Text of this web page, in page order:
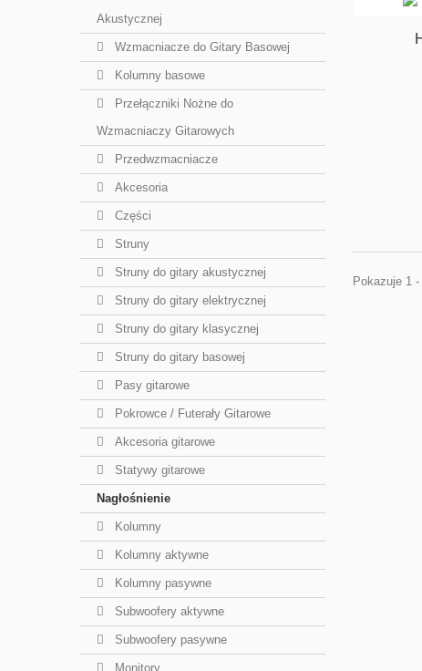
Akustycznej
Wzmacniacze do Gitary Basowej
Kolumny basowe
Przełączniki Nożne do
Wzmacniaczy Gitarowych
Przedwzmacniacze
Akcesoria
Części
Struny
Struny do gitary akustycznej
Struny do gitary elektrycznej
Struny do gitary klasycznej
Struny do gitary basowej
Pasy gitarowe
Pokrowce / Futerały Gitarowe
Akcesoria gitarowe
Statywy gitarowe
Nagłośnienie
Kolumny
Kolumny aktywne
Kolumny pasywne
Subwoofery aktywne
Subwoofery pasywne
Monitory
Pokazuje 1